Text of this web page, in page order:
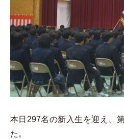
本日297名の新入生を迎え、
た。